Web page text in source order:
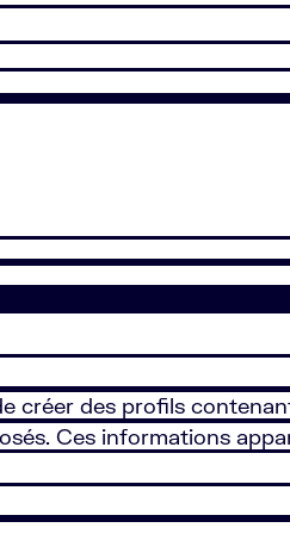
créer des profils
Ces informations